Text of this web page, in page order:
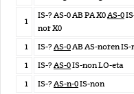
1
IS-? AS-0 AB PA X0AS-0
nor X0
1
IS-? AS-0AB AS-noren IS-
1
IS-? AS-0IS-non LO-eta
1
IS-? AS-n-0IS-non